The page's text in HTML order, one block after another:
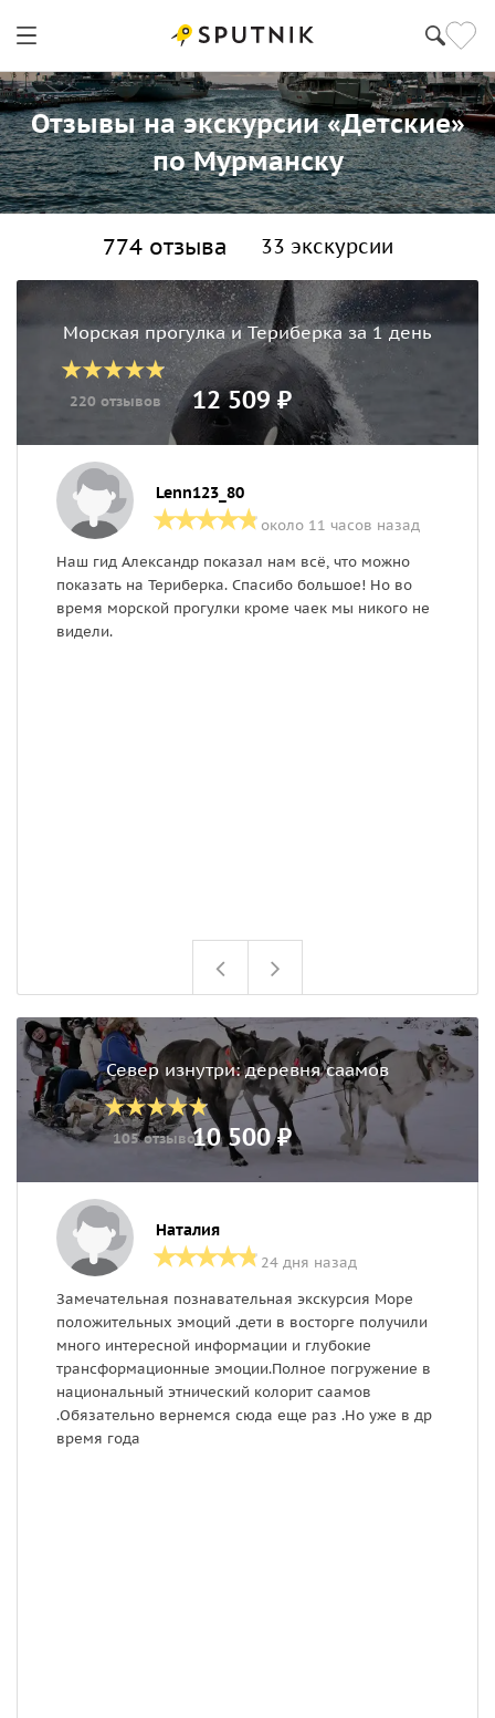
Отзывы на экскурсии «Детские»
по Мурманску
774 отзыва 33 экскурсии
Морская прогулка и Териберка за 1 день
220 отзывов 12 509 ₽
Lenn123_80
около 11 часов назад
Наш гид Александр показал нам всё, что можно
показать на Териберка. Спасибо большое! Но во
время морской прогулки кроме чаек мы никого не
видели.
Север изнутри: деревня саамов
105 отзывов10 500 ₽
Наталия
24 дня назад
Замечательная познавательная экскурсия Море
положительных эмоций .дети в восторге получили
много интересной информации и глубокие
трансформационные эмоции.Полное погружение в
национальный этнический колорит саамов
.Обязательно вернемся сюда еще раз .Но уже в др
время года